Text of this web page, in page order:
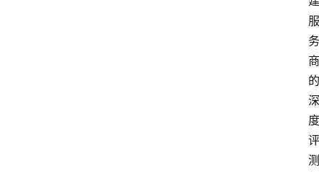
服
务
商
的
深
度
评
测